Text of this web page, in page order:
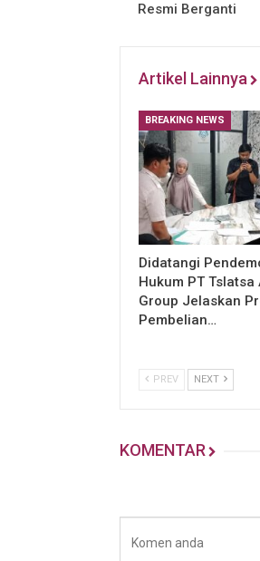
Resmi Berganti
Artikel Lainnya
BREAKING NEWS
Didatangi
Hukum PT Tslatsa
Group Jelaskan
Pembelian…
PREV NEXT
KOMENTAR